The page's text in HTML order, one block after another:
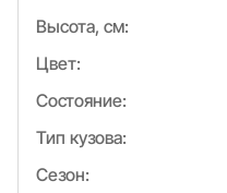
Высота, см:
Цвет:
Состояние:
Тип кузова:
Сезон: